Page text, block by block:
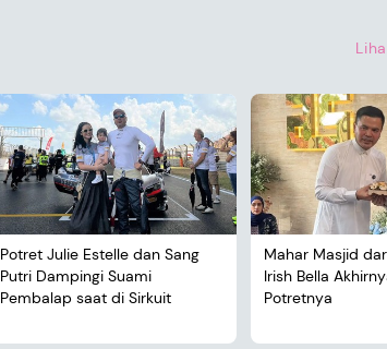
Potret Julie Estelle dan Sang
Putri Dampingi Suami
Pembalap saat di Sirkuit
Mahar Masjid
Irish Bella
Potretnya